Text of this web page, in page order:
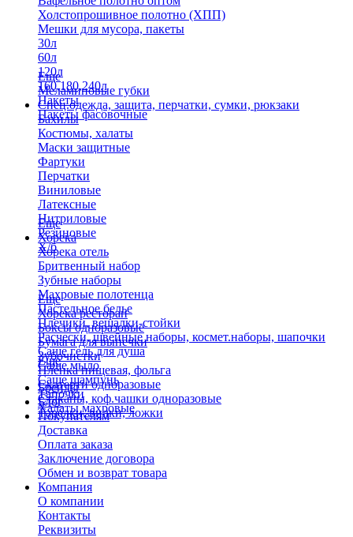
Холстопрошивное полотно (ХПП)
Мешки для мусора, пакеты
30л
60л
120л
160,180,240л
Пакеты
Пакеты фасовочные
Еще
Меламиновые губки
Спец.одежда, защита, перчатки, сумки, рюкзаки
Бахилы
Костюмы, халаты
Маски защитные
Фартуки
Перчатки
Виниловые
Латексные
Нитриловые
Резиновые
Х/б
Еще
Хорека
Хорека отель
Бритвенный набор
Зубные наборы
Махровые полотенца
Пастельное белье
Плечики, вешалки-стойки
Расчески, швейные наборы, космет.наборы, шапочки
Саше гель для душа
Саше мыло
Саше шампунь
Тапочки
Халаты махровые
Еще
Хорека ресторан
Боксы одноразовые
Бумага для выпечки
Зубочистки
Пленка пищевая, фольга
Скатерти одноразовые
Стаканы, коф.чашки одноразовые
Тарелки, вилки, ложки
Еще
Бренды
Блог
Покупателям
Доставка
Оплата заказа
Заключение договора
Обмен и возврат товара
Компания
О компании
Контакты
Реквизиты